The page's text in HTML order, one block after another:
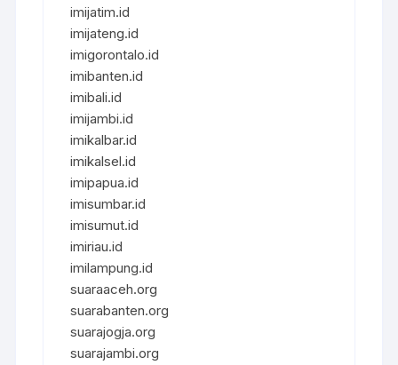
imijatim.id
imijateng.id
imigorontalo.id
imibanten.id
imibali.id
imijambi.id
imikalbar.id
imikalsel.id
imipapua.id
imisumbar.id
imisumut.id
imiriau.id
imilampung.id
suaraaceh.org
suarabanten.org
suarajogja.org
suarajambi.org